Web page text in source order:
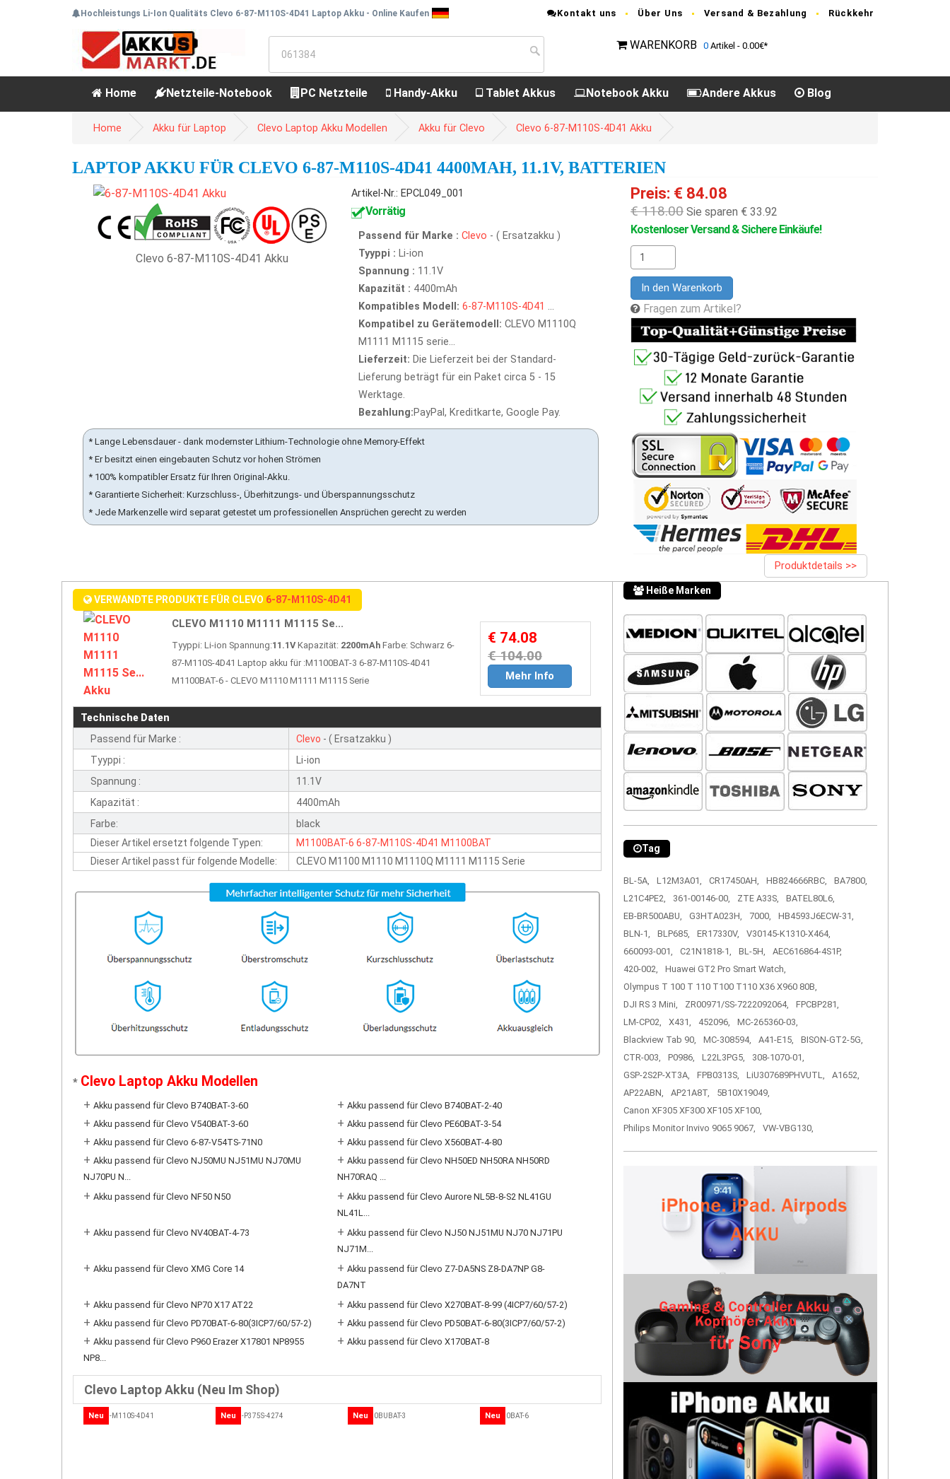
Hochleistungs Li-Ion Qualitäts Clevo 6-87-M110S-4D41 Laptop Akku - Online Kaufen Kontakt uns Über Uns Versand & Bezahlung Rückkehr
WARENKORB 0 Artikel - 0.00€*
Home Netzteile-Notebook PC Netzteile Handy-Akku Tablet Akkus Notebook Akku Andere Akkus Blog
Home Akku für Laptop Clevo Laptop Akku Modellen Akku für Clevo Clevo 6-87-M110S-4D41 Akku
LAPTOP AKKU FÜR CLEVO 6-87-M110S-4D41 4400MAH, 11.1V, BATTERIEN
Clevo 6-87-M110S-4D41 Akku
Artikel-Nr.: EPCL049_001
Vorrätig
Passend für Marke : Clevo - ( Ersatzakku )
Tyyppi : Li-ion
Spannung : 11.1V
Kapazität : 4400mAh
Kompatibles Modell: 6-87-M110S-4D41 ...
Kompatibel zu Gerätemodell: CLEVO M1110Q
M1111 M1115 serie...
Lieferzeit: Die Lieferzeit bei der Standard-
Lieferung beträgt für ein Paket circa 5 - 15
Werktage.
Bezahlung:PayPal, Kreditkarte, Google Pay.
* Lange Lebensdauer - dank modernster Lithium-Technologie ohne Memory-Effekt
* Er besitzt einen eingebauten Schutz vor hohen Strömen
* 100% kompatibler Ersatz für Ihren Original-Akku.
* Garantierte Sicherheit: Kurzschluss-, Überhitzungs- und Überspannungsschutz
* Jede Markenzelle wird separat getestet um professionellen Ansprüchen gerecht zu werden
Preis: € 84.08
€ 118.00 Sie sparen € 33.92
Kostenloser Versand & Sichere Einkäufe!
In den Warenkorb
Fragen zum Artikel?
Produktdetails >>
VERWANDTE PRODUKTE FÜR CLEVO 6-87-M110S-4D41
CLEVO M1110 M1111 M1115 Se...
Tyyppi: Li-ion Spannung:11.1VKapazität: 2200mAhFarbe: Schwarz 6-
87-M110S-4D41 Laptop akku für :M1100BAT-3 6-87-M110S-4D41
M1100BAT-6 - CLEVO M1110 M1111 M1115 Serie
€ 74.08
€ 104.00
Mehr Info
Technische Daten
Passend für Marke :
Clevo - ( Ersatzakku )
Tyyppi :
Li-ion
Spannung :
11.1V
Kapazität :
4400mAh
Farbe:
black
Dieser Artikel ersetzt folgende Typen:
M1100BAT-6 6-87-M110S-4D41 M1100BAT
Dieser Artikel passt für folgende Modelle:
CLEVO M1100 M1110 M1110Q M1111 M1115 Serie
* Clevo Laptop Akku Modellen
+ Akku passend für Clevo B740BAT-3-60 +Akku passend für Clevo B740BAT-2-40
+ Akku passend für Clevo V540BAT-3-60 +Akku passend für Clevo PE60BAT-3-54
+ Akku passend für Clevo 6-87-V54TS-71N0 +Akku passend für Clevo X560BAT-4-80
+ Akku passend für Clevo NJ50MU NJ51MU NJ70MU
NJ70PU N...
+Akku passend für Clevo NH50ED NH50RA NH50RD
NH70RAQ ...
+ Akku passend für Clevo NF50 N50 +Akku passend für Clevo Aurore NL5B-8-S2 NL41GU
NL41L...
+ Akku passend für Clevo NV40BAT-4-73 +Akku passend für Clevo NJ50 NJ51MU NJ70 NJ71PU
NJ71M...
+ Akku passend für Clevo XMG Core 14 +Akku passend für Clevo Z7-DA5NS Z8-DA7NP G8-
DA7NT
+ Akku passend für Clevo NP70 X17 AT22 +Akku passend für Clevo X270BAT-8-99 (4ICP7/60/57-2)
+ Akku passend für Clevo PD70BAT-6-80(3ICP7/60/57-2) +Akku passend für Clevo PD50BAT-6-80(3ICP7/60/57-2)
+ Akku passend für Clevo P960 Erazer X17801 NP8955
NP8...
+Akku passend für Clevo X170BAT-8
Clevo Laptop Akku (Neu Im Shop)
Neu Neu Neu Neu
Heiße Marken
Tag
BL-5A, L12M3A01, CR17450AH, HB824666RBC,
BA7800,
L21C4PE2,
361-00146-00, ZTE A33S,
BATEL80L6,
EB-BR500ABU,
G3HTA023H, 7000,
HB4593J6ECW-31,
BLN-1,
BLP685, ER17330V,
V30145-K1310-X464,
660093-001,
C21N1818-1, BL-5H,
AEC616864-4S1P,
420-002,
Huawei GT2 Pro Smart Watch,
Olympus T 100 T 110 T100 T110 X36 X960 80B,
DJI RS 3 Mini,
ZR00971/SS-7222092064,
FPCBP281,
LM-CP02,
X431, 452096,
MC-265360-03,
Blackview Tab 90,
MC-308594, A41-E15,
BISON-GT2-5G,
CTR-003,
P0986, L22L3PG5,
308-1070-01,
GSP-2S2P-XT3A,
FPB0313S, LiU307689PHVUTL,
A1652,
AP22ABN,
AP21A8T,
5B10X19049,
Canon XF305 XF300 XF105 XF100,
Philips Monitor Invivo 9065 9067,
VW-VBG130,